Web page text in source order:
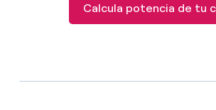
Calcula potencia de tu